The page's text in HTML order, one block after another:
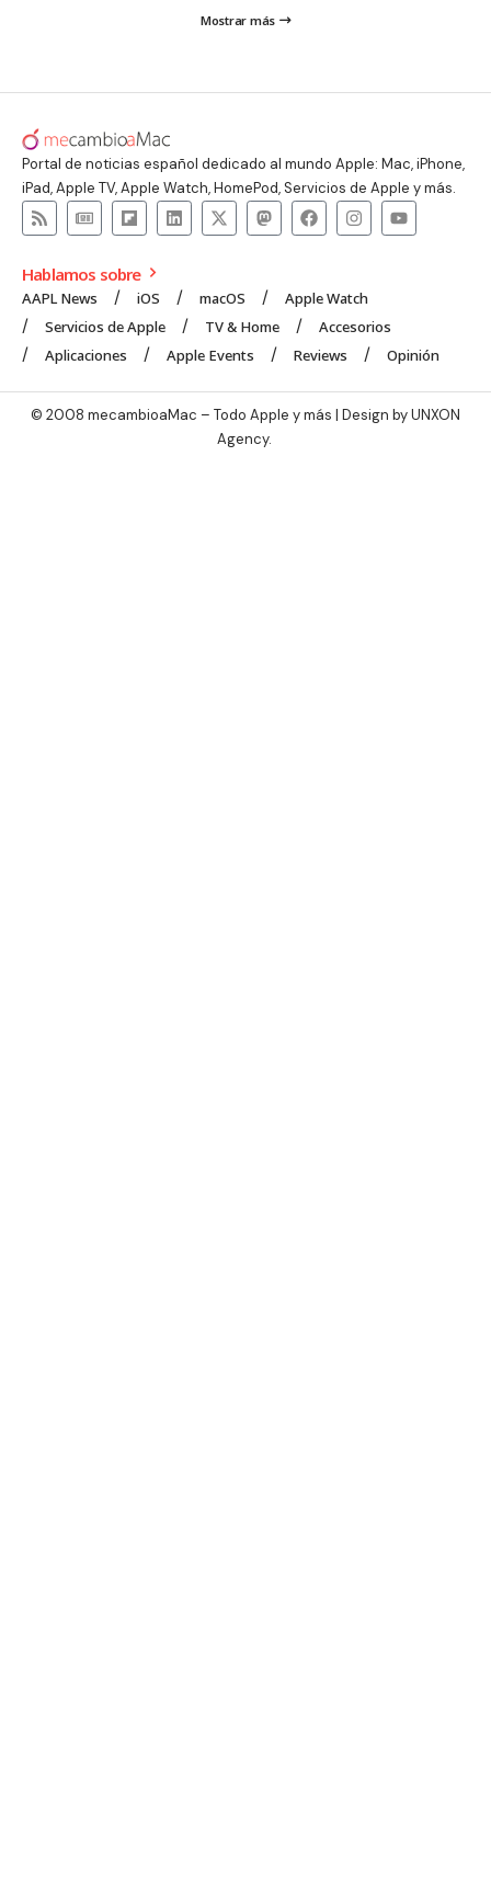
Mostrar más
Portal de noticias español dedicado al mundo Apple: Mac, iPhone,
iPad, Apple TV, Apple Watch, HomePod, Servicios de Apple y más.
Hablamos sobre
AAPL News iOS macOS
Apple Watch
Servicios de Apple
TV & Home
Accesorios
Aplicaciones
Apple Events Reviews Opinión
© 2008 mecambioaMac – Todo Apple y más | Design byUNXON
Agency.